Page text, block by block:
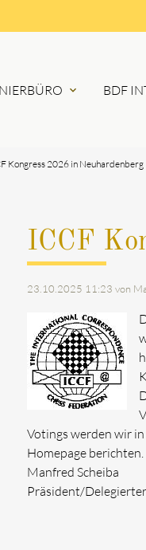
expand_more BDF
Kongress 2026 in Neuhardenberg
ICCF
23.10.2025 11:23 von
Votings werden wir
Homepage berichten.
Manfred Scheiba
Präsident/Delegierter